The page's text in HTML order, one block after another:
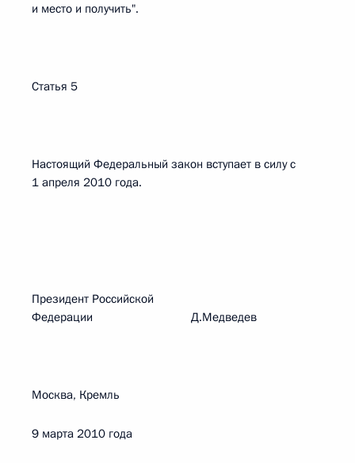
и место и получить".
Статья 5
Настоящий Федеральный закон вступает в силу с
1 апреля 2010 года.
Президент Российской
Федерации Д.Медведев
Москва, Кремль
9 марта 2010 года